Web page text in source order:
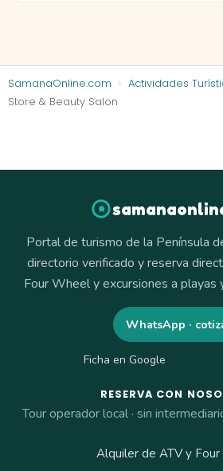
SamanaOnline.com Actividades
Store & Beauty Salon
Portal de turismo de la Península
directorio verificado y reserva
Four Wheel y excursiones a playas
WhatsApp ·
Ficha en Google
RESERVA CON
Tour operador local · sin
Alquiler de ATV y